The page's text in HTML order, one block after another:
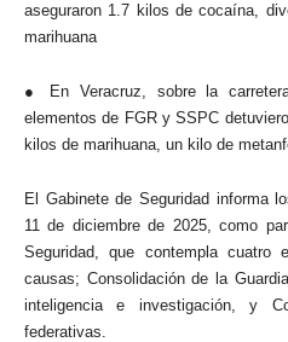
aseguraron 1.7 kilos de cocaína,
marihuana
● En Veracruz, sobre la
elementos de FGR y SSPC
kilos de marihuana, un kilo de
El Gabinete de Seguridad informa
11 de diciembre de 2025, como
Seguridad, que contempla
causas; Consolidación de la
inteligencia e investigación, y
federativas.